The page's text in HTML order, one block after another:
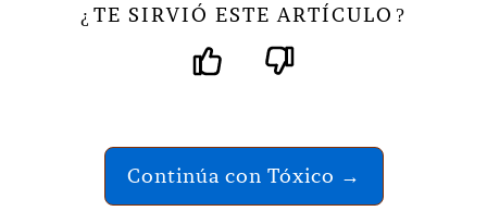
¿ TE SIRVIÓ ESTE ARTÍCULO ?
Continúa con Tóxico →